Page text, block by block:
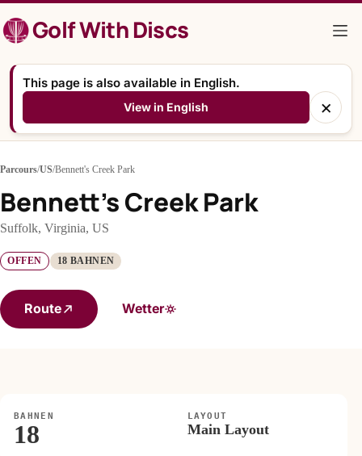
Inhalt
springenGolf With Discs
This page is also available in English.
View in English ×
Parcours/US/Bennett's Creek Park
Bennett's Creek Park
Suffolk, Virginia, US
OFFEN 18 BAHNEN
Route Wetter
BAHNEN
18
LAYOUT
Main Layout